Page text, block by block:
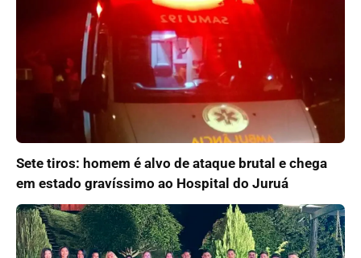
Sete tiros: homem é alvo de ataque brutal e chega
em estado gravíssimo ao Hospital do Juruá